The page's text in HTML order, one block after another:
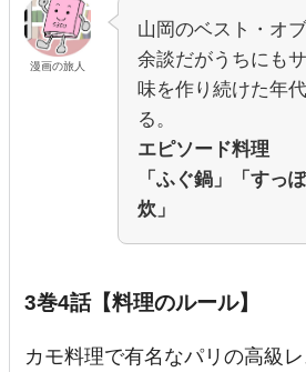
漫画の旅人
山岡のベスト・オブ
余談だがうちにも
味を作り続けた年
る。
エピソード料理
「ふぐ鍋」「すっ
炊」
3巻4話【料理のルール】
カモ料理で有名なパリの高級